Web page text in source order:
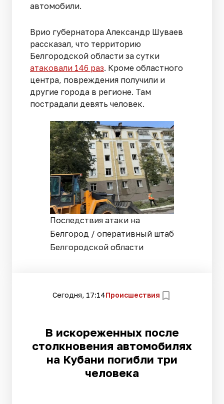
автомобили.
Врио губернатора Александр Шуваев
рассказал, что территорию
Белгородской области за сутки
атаковали 146 раз. Кроме областного
центра, повреждения получили и
другие города в регионе. Там
пострадали девять человек.
Последствия атаки на
Белгород / оперативный штаб
Белгородской области
Сегодня, 17:14Происшествия
В искореженных после
столкновения автомобилях
на Кубани погибли три
человека